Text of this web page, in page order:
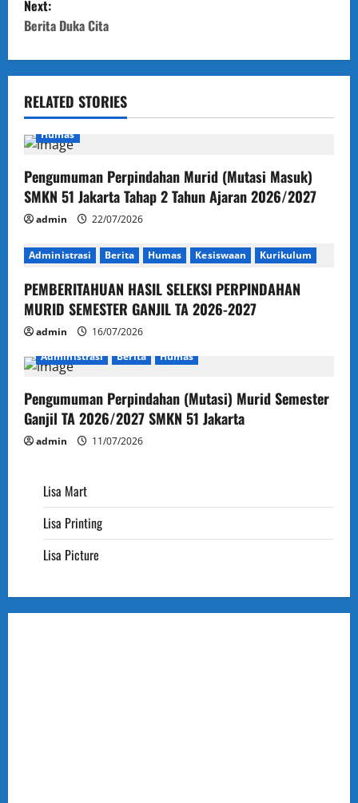
t
n
a
v
i
g
a
t
i
o
n
Next:
Berita Duka Cita
RELATED STORIES
Humas
Pengumuman Perpindahan Murid (Mutasi Masuk)
SMKN 51 Jakarta Tahap 2 Tahun Ajaran 2026/2027
admin 22/07/2026
Administrasi Berita Humas Kesiswaan Kurikulum
PEMBERITAHUAN HASIL SELEKSI PERPINDAHAN
MURID SEMESTER GANJIL TA 2026-2027
admin
16/07/2026
Administrasi
Berita Humas
Pengumuman Perpindahan (Mutasi) Murid Semester
Ganjil TA 2026/2027 SMKN 51 Jakarta
admin 11/07/2026
Lisa Mart
Lisa Printing
Lisa Picture